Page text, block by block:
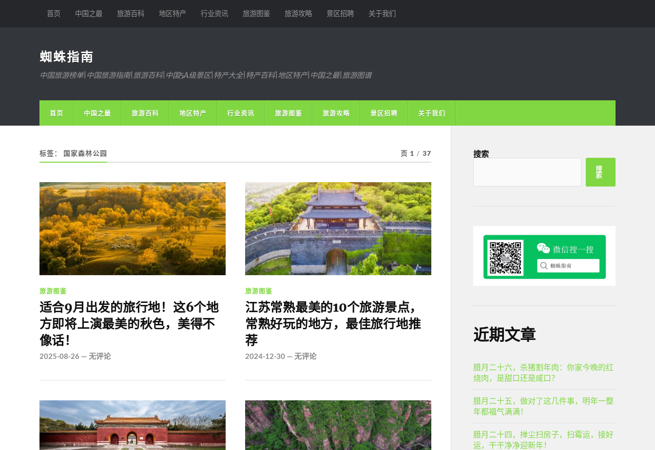
首页 中国之最 旅游百科 地区特产 行业资讯 旅游图鉴 旅游攻略 景区招聘 关于我们
蜘蛛指南
中国旅游榜单|中国旅游指南|旅游百科|中国5A级景区|特产大全|特产百科|地区特产|中国之最|旅游图谱
首页 中国之最 旅游百科 地区特产 行业资讯 旅游图鉴 旅游攻略 景区招聘 关于我们
标签： 国家森林公园 页 1 / 37
旅游图鉴
适合9月出发的旅行地！这6个地
方即将上演最美的秋色，美得不
像话！
2025-08-26— 无评论
旅游图鉴
江苏常熟最美的10个旅游景点，
常熟好玩的地方，最佳旅行地推
荐
2024-12-30— 无评论
搜索
搜
索
近期文章
腊月二十六，杀猪割年肉：你家今晚的红
烧肉，是甜口还是咸口？
腊月二十五，做对了这几件事，明年一整
年都福气满满！
腊月二十四，掸尘扫房子，扫霉运，接好
运，干干净净迎新年！